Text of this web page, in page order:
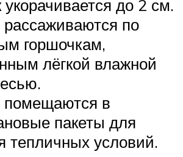
до 2 см.
по
горшочкам,
лёгкой влажной
помещаются в
пакеты для
тепличных условий.